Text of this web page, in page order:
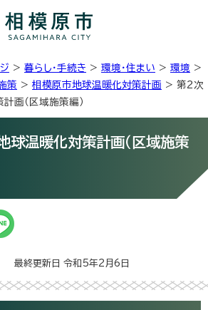
> 暮らし・手続き > 環境・住まい > 環境 >
策 > 相模原市地球温暖化対策計画 > 第2次
画（区域施策編）
球温暖化対策計画（区域施策
最終更新日 令和5年2月6日